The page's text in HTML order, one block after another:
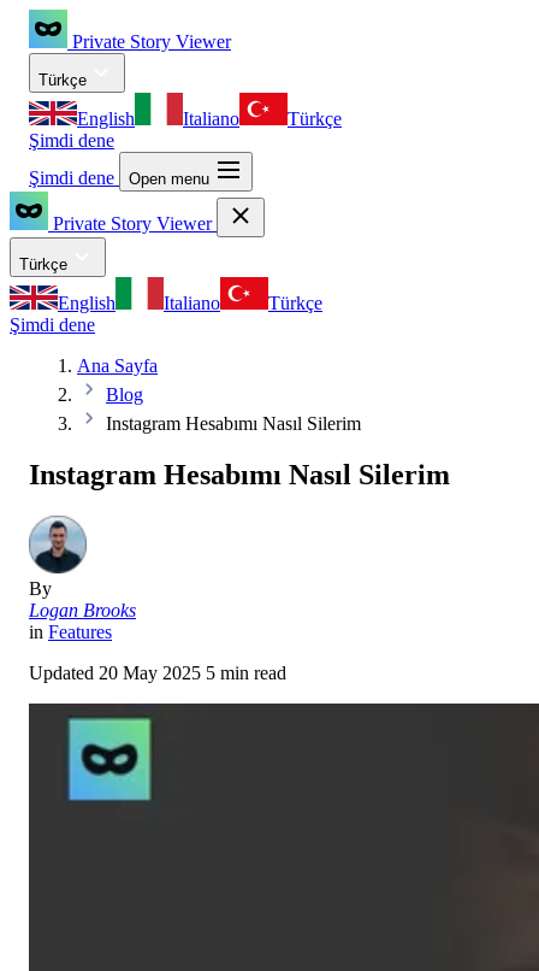
Private Story Viewer
Türkçe
English Italiano
Türkçe
Şimdi dene
Şimdi dene
Open menu
Private Story Viewer
Türkçe
English Italiano
Türkçe
Şimdi dene
Ana Sayfa
Blog
Instagram Hesabımı Nasıl Silerim
Instagram Hesabımı Nasıl Silerim
By
Logan Brooks
in Features
Updated 20 May 2025 5 min read